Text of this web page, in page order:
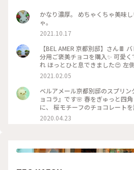
かなり濃厚。 めちゃくちゃ美味
ゃ。
2021.10.17
【BEL AMER 京都別邸】さん🍫 バレンタインということで 自
分用ご褒美チョコを購入✨ 可愛
れ ほっとひと息できました😍 左側のスティックショコラは キ
ャラメルやルビーチョコ、 右側
抹茶や宮崎県産日向夏 愛媛県産ほうじ茶など
言っても たくさんの味を楽しめる✨ パッケージやデザイ
とても可愛いので ご褒美チョコ
にもおすすめの詰め合わせです♡ #ほっとひと息 #バレンタイ
2021.02.05
ベルアメール京都別邸のスプリ
ョコラ』です🌸 春をぎゅっと四角く固めたようなボックス
に、 桜モチーフのチョコレートを詰め込ん
良いですが、丸いかたちは 丸窓
ます。 右から ・桜ブラン・桜ノワール・桜ルビー・桜ミル
香りのミルクチョコやルビーチョ
2020.04.23